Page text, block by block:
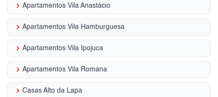
keyboard_arrow_right Apartamentos Vila Anastácio
keyboard_arrow_right Apartamentos Vila Hamburguesa
keyboard_arrow_right Apartamentos Vila Ipojuca
keyboard_arrow_right Apartamentos Vila Romana
keyboard_arrow_right Casas Alto da Lapa